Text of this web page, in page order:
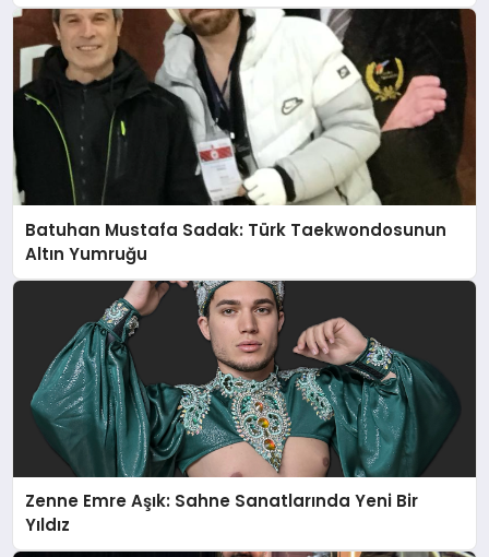
Batuhan Mustafa Sadak: Türk Taekwondosunun
Altın Yumruğu
Zenne Emre Aşık: Sahne Sanatlarında Yeni Bir
Yıldız